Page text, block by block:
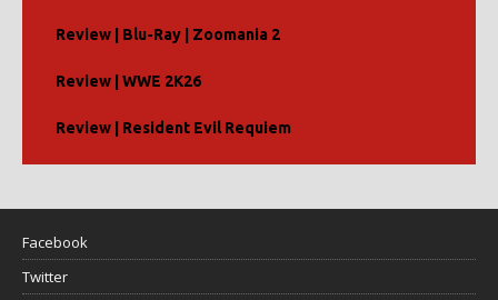
Review | Blu-Ray | Zoomania 2
Review | WWE 2K26
Review | Resident Evil Requiem
Facebook
Twitter